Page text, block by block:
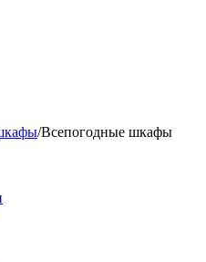
/Всепогодные шкафы